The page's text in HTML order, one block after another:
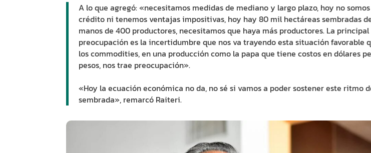
A lo que agregó: «necesitamos medidas de mediano y largo plazo, hoy no
crédito ni tenemos ventajas impositivas, hoy hay 80 mil hectáreas sembradas
manos de 400 productores, necesitamos que haya más productores. La principal
preocupación es la incertidumbre que nos va trayendo esta situación favorable
los commodities, en una producción como la papa que tiene costos en dólares
pesos, nos trae preocupación».
«Hoy la ecuación económica no da, no sé si vamos a poder sostener este ritmo
sembrada», remarcó Raiteri.